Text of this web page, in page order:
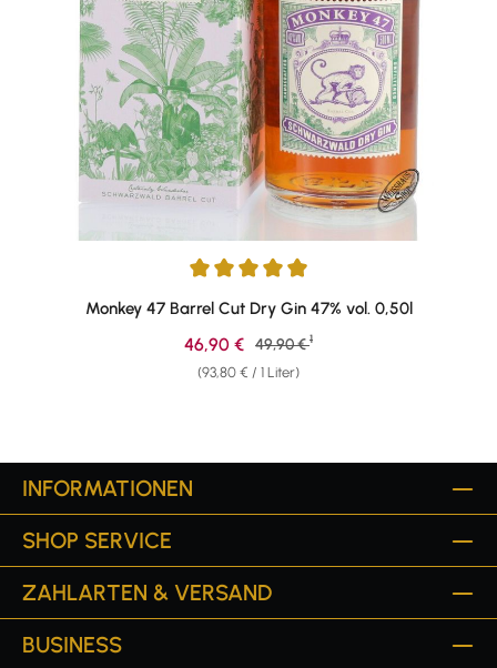
Durchschnittliche Bewertung von 4.93 von 5 Sternen
Monkey 47 Barrel Cut Dry Gin 47% vol. 0,50l
(93,80 € / 1 Liter)
Verkaufspreis:
46,90 € Regulärer Preis:
49,90 € 1
INFORMATIONEN
SHOP SERVICE
ZAHLARTEN & VERSAND
BUSINESS